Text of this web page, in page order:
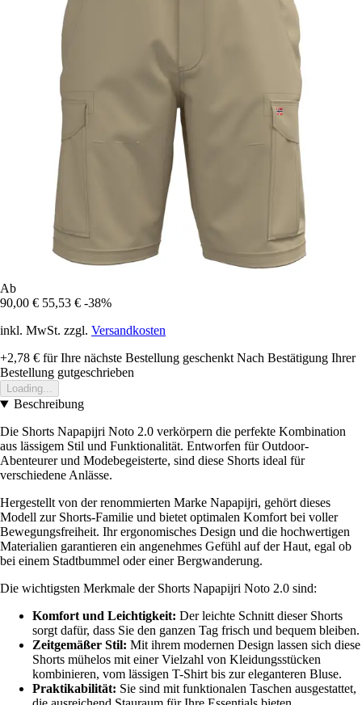
Ab
90,00 € 55,53 € -38%
inkl. MwSt. zzgl. Versandkosten
+2,78 € für Ihre nächste Bestellung geschenkt Nach Bestätigung Ihrer
Bestellung gutgeschrieben
Loading...
Beschreibung
Die Shorts Napapijri Noto 2.0 verkörpern die perfekte Kombination
aus lässigem Stil und Funktionalität. Entworfen für Outdoor-
Abenteurer und Modebegeisterte, sind diese Shorts ideal für
verschiedene Anlässe.
Hergestellt von der renommierten Marke Napapijri, gehört dieses
Modell zur Shorts-Familie und bietet optimalen Komfort bei voller
Bewegungsfreiheit. Ihr ergonomisches Design und die hochwertigen
Materialien garantieren ein angenehmes Gefühl auf der Haut, egal ob
bei einem Stadtbummel oder einer Bergwanderung.
Die wichtigsten Merkmale der Shorts Napapijri Noto 2.0 sind:
Komfort und Leichtigkeit: Der leichte Schnitt dieser Shorts
sorgt dafür, dass Sie den ganzen Tag frisch und bequem bleiben.
Zeitgemäßer Stil: Mit ihrem modernen Design lassen sich diese
Shorts mühelos mit einer Vielzahl von Kleidungsstücken
kombinieren, vom lässigen T-Shirt bis zur eleganteren Bluse.
Praktikabilität: Sie sind mit funktionalen Taschen ausgestattet,